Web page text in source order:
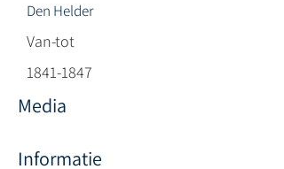
Den Helder
Van-tot
1841-1847
Media
Informatie